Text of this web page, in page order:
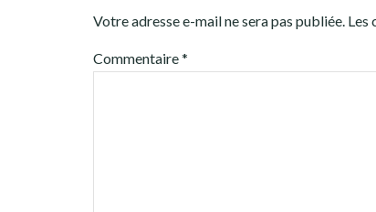
Votre adresse e-mail ne sera pas publiée. Les
Commentaire*